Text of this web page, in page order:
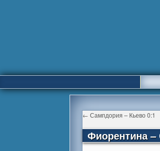
← Сампдория – Кьево 0:1
Фиорентина